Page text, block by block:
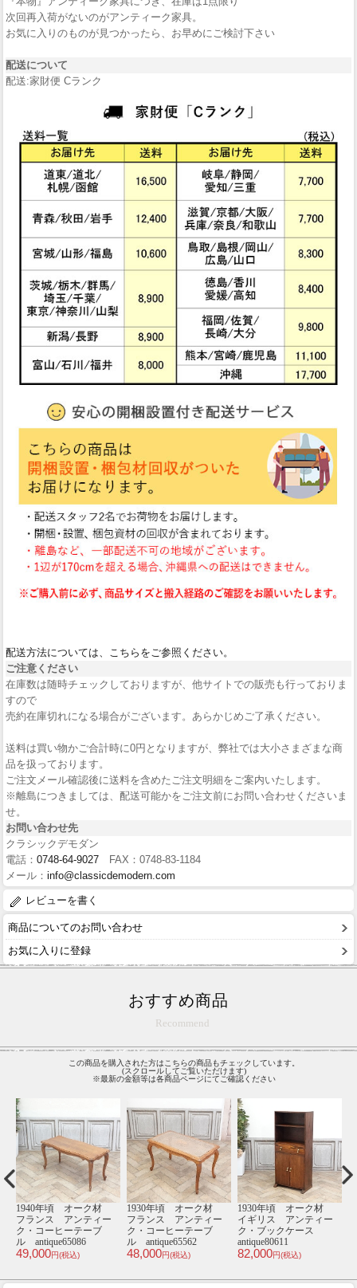
次回再入荷がないのがアンティーク家具。
お気に入りのものが見つかったら、お早めにご検討下さい
配送について
配送:家財便 Cランク
配送方法については、こちらをご参照ください。
ご注意ください
在庫数は随時チェックしておりますが、他サイトでの販売も行っておりま
すので
売約在庫切れになる場合がございます。あらかじめご了承ください。
送料は買い物かご合計時に0円となりますが、弊社では大小さまざまな商
品を扱っております。
ご注文メール確認後に送料を含めたご注文明細をご案内いたします。
※離島につきましては、配送可能かをご注文前にお問い合わせくださいま
せ。
お問い合わせ先
クラシックデモダン
電話： 0748-64-9027 FAX：0748-83-1184
メール： info@classicdemodern.com
レビューを書く
商品についてのお問い合わせ
お気に入りに登録
おすすめ商品
Recommend
この商品を購入された方はこちらの商品もチェックしています。
(スクロールしてご覧いただけます)
※最新の金額等は各商品ページにてご確認ください
1940年頃 オーク材
フランス アンティー
ク・コーヒーテーブ
ル antique65086
49,000円(税込)
1930年頃 オーク材
フランス アンティー
ク・コーヒーテーブ
ル antique65562
48,000円(税込)
1930年頃 オーク材
イギリス アンティー
ク・ブックケース
antique80611
82,000円(税込)